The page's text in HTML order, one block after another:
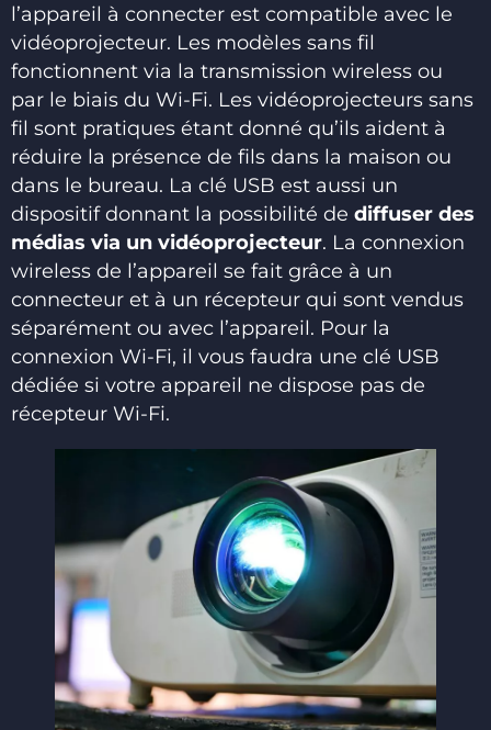
l’appareil à connecter est compatible avec le
vidéoprojecteur. Les modèles sans fil
fonctionnent via la transmission wireless ou
par le biais du Wi-Fi. Les vidéoprojecteurs sans
fil sont pratiques étant donné qu’ils aident à
réduire la présence de fils dans la maison ou
dans le bureau. La clé USB est aussi un
dispositif donnant la possibilité de diffuser des
médias via un vidéoprojecteur. La connexion
wireless de l’appareil se fait grâce à un
connecteur et à un récepteur qui sont vendus
séparément ou avec l’appareil. Pour la
connexion Wi-Fi, il vous faudra une clé USB
dédiée si votre appareil ne dispose pas de
récepteur Wi-Fi.